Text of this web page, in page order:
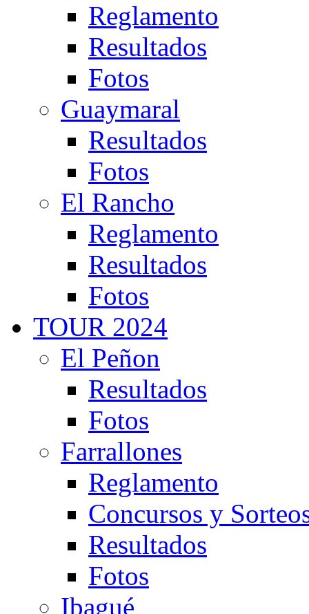
Reglamento
Resultados
Fotos
Guaymaral
Resultados
Fotos
El Rancho
Reglamento
Resultados
Fotos
TOUR 2024
El Peñon
Resultados
Fotos
Farrallones
Reglamento
Concursos y
Resultados
Fotos
Ibagué